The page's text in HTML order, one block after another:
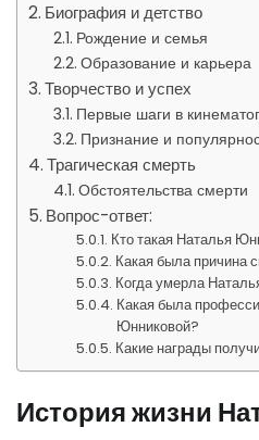
Биография и детство
Рождение и семья
Образование и карьера
Творчество и успех
Первые шаги в
Признание и
Трагическая смерть
Обстоятельства смерти
Вопрос-ответ:
Кто такая Наталья
Какая была причина
Когда умерла
Какая была
Юнниковой?
Какие награды
История жизни